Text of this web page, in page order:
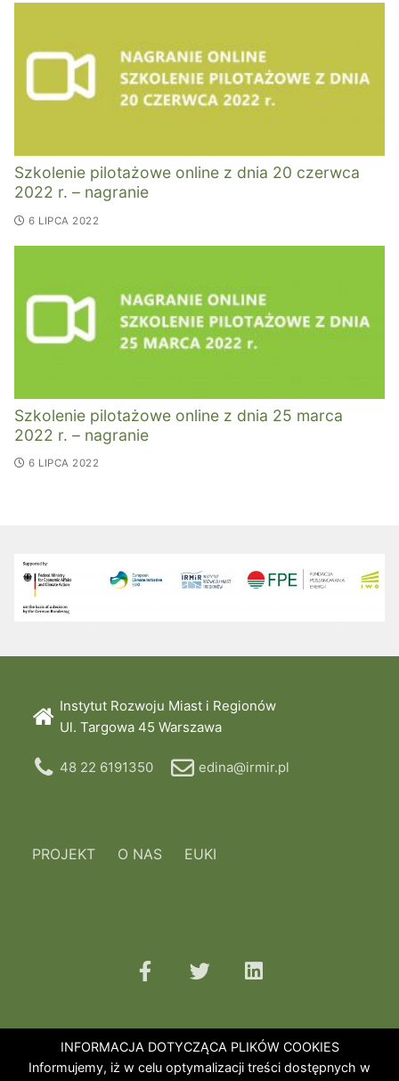
Szkolenie pilotażowe online z dnia 20 czerwca
2022 r. – nagranie
6 LIPCA 2022
Szkolenie pilotażowe online z dnia 25 marca
2022 r. – nagranie
6 LIPCA 2022
Instytut Rozwoju Miast i Regionów
Ul. Targowa 45 Warszawa
48 22 6191350 edina@irmir.pl
PROJEKT O NAS EUKI
INFORMACJA DOTYCZĄCA PLIKÓW COOKIES
Informujemy, iż w celu optymalizacji treści dostępnych w